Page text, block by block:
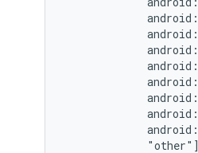
android:
android:
android:
android:
android:
android:
android:
android: